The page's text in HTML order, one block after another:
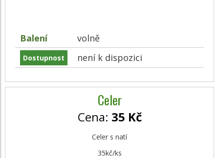
Balení volně
Dostupnost není k dispozici
Celer
Cena: 35 Kč
Celer s natí
35kč/ks